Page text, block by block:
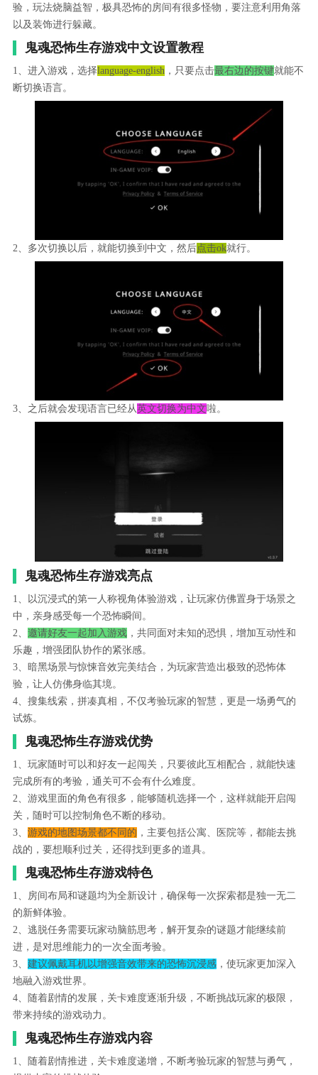
验，玩法烧脑益智，极具恐怖的房间有很多怪物，要注意利用角落
以及装饰进行躲藏。
鬼魂恐怖生存游戏中文设置教程
1、进入游戏，选择language-english，只要点击最右边的按键就能不
断切换语言。
2、多次切换以后，就能切换到中文，然后点击ok就行。
3、之后就会发现语言已经从英文切换为中文啦。
鬼魂恐怖生存游戏亮点
1、以沉浸式的第一人称视角体验游戏，让玩家仿佛置身于场景之
中，亲身感受每一个恐怖瞬间。
2、 邀请好友一起加入游戏，共同面对未知的恐惧，增加互动性和
乐趣，增强团队协作的紧张感。
3、暗黑场景与惊悚音效完美结合，为玩家营造出极致的恐怖体
验，让人仿佛身临其境。
4、搜集线索，拼凑真相，不仅考验玩家的智慧，更是一场勇气的
试炼。
鬼魂恐怖生存游戏优势
1、玩家随时可以和好友一起闯关，只要彼此互相配合，就能快速
完成所有的考验，通关可不会有什么难度。
2、游戏里面的角色有很多，能够随机选择一个，这样就能开启闯
关，随时可以控制角色不断的移动。
3、 游戏的地图场景都不同的 ，主要包括公寓、医院等，都能去挑
战的，要想顺利过关，还得找到更多的道具。
鬼魂恐怖生存游戏特色
1、房间布局和谜题均为全新设计，确保每一次探索都是独一无二
的新鲜体验。
2、逃脱任务需要玩家动脑筋思考，解开复杂的谜题才能继续前
进，是对思维能力的一次全面考验。
3、 建议佩戴耳机以增强音效带来的恐怖沉浸感，使玩家更加深入
地融入游戏世界。
4、随着剧情的发展，关卡难度逐渐升级，不断挑战玩家的极限，
带来持续的游戏动力。
鬼魂恐怖生存游戏内容
1、随着剧情推进，关卡难度递增，不断考验玩家的智慧与勇气，